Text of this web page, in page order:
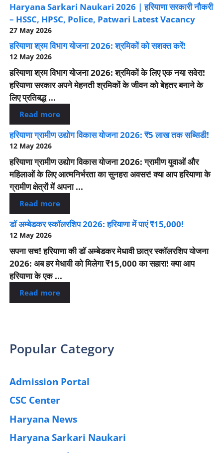
Haryana Sarkari Naukari 2026 | हरियाणा सरकारी नौकरी
– HSSC, HPSC, Police, Patwari Latest Vacancy
27 May 2026
हरियाणा श्रम विभाग योजना 2026: श्रमिकों को सशक्त करें!
12 May 2026
हरियाणा श्रम विभाग योजना 2026: श्रमिकों के लिए एक नया सवेरा!
हरियाणा सरकार अपने मेहनती श्रमिकों के जीवन को बेहतर बनाने के
लिए प्रतिबद्ध ...
Read more
हरियाणा ग्रामीण उद्योग विकास योजना 2026: ₹5 लाख तक सब्सिडी!
12 May 2026
हरियाणा ग्रामीण उद्योग विकास योजना 2026: ग्रामीण युवाओं और
महिलाओं के लिए आत्मनिर्भरता का सुनहरा अवसर! क्या आप हरियाणा के
ग्रामीण क्षेत्रों में अपना ...
Read more
डॉ अम्बेडकर स्कॉलरशिप 2026: हरियाणा में पाएं ₹15,000!
12 May 2026
सपना सच! हरियाणा की डॉ अम्बेडकर मेधावी छात्र स्कॉलरशिप योजना
2026: अब हर मेधावी को मिलेगा ₹15,000 का सहारा! क्या आप
हरियाणा के एक ...
Read more
Popular Category
Admission Portal
CSC Center
Haryana News
Haryana Sarkari Naukari